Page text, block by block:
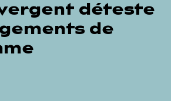
déteste
de